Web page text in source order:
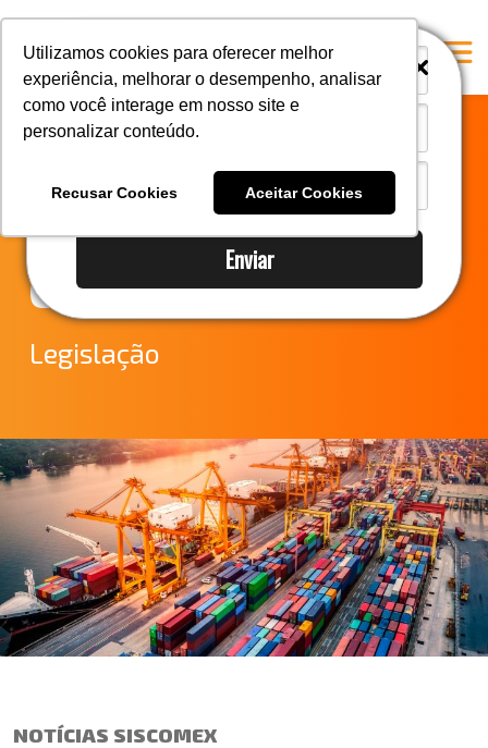
Enviar
Utilizamos cookies para oferecer melhor
experiência, melhorar o desempenho, analisar
como você interage em nosso site e
personalizar conteúdo.
Recusar Cookies Aceitar Cookies
i
i
A Mastersul
#35 (no title)
Blog
LEGISLAÇÕES E
NOTÍCIAS DO
COMEX
Legislação
NOTÍCIAS SISCOMEX